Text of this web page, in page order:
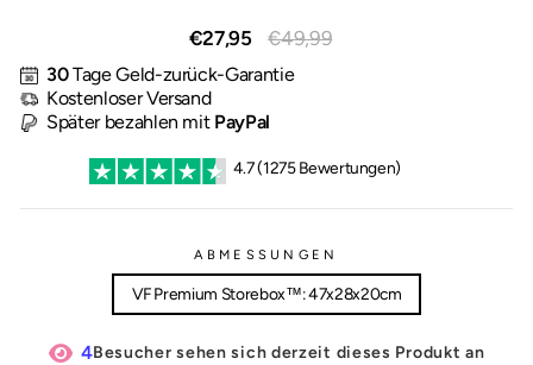
€27,95
Normaler
€49,99
30Tage Geld-zurück-Garantie
Kostenloser Versand
Später bezahlen mitPayPal
4.7 (1275 Bewertungen)
ABMESSUNGEN
VF Premium Storebox™: 47x28x20cm
4Besucher sehen sich derzeit dieses Produkt an